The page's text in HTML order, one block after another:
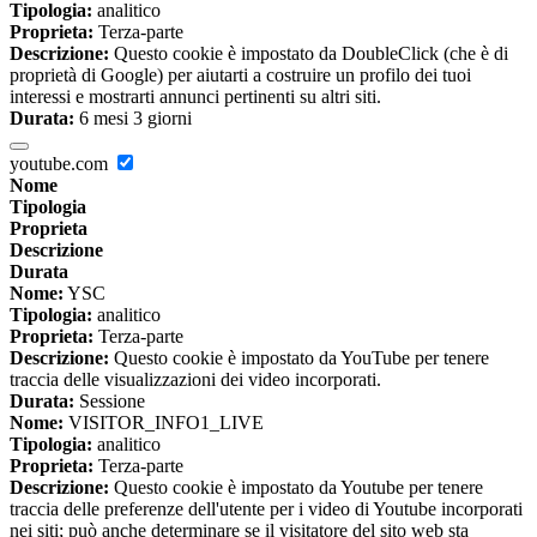
Tipologia: analitico
Proprieta: Terza-parte
Descrizione: Questo cookie è impostato da DoubleClick (che è di
proprietà di Google) per aiutarti a costruire un profilo dei tuoi
interessi e mostrarti annunci pertinenti su altri siti.
Durata: 6 mesi 3 giorni
youtube.com
Nome
Tipologia
Proprieta
Descrizione
Durata
Nome: YSC
Tipologia: analitico
Proprieta: Terza-parte
Descrizione: Questo cookie è impostato da YouTube per tenere
traccia delle visualizzazioni dei video incorporati.
Durata: Sessione
Nome: VISITOR_INFO1_LIVE
Tipologia: analitico
Proprieta: Terza-parte
Descrizione: Questo cookie è impostato da Youtube per tenere
traccia delle preferenze dell'utente per i video di Youtube incorporati
nei siti; può anche determinare se il visitatore del sito web sta